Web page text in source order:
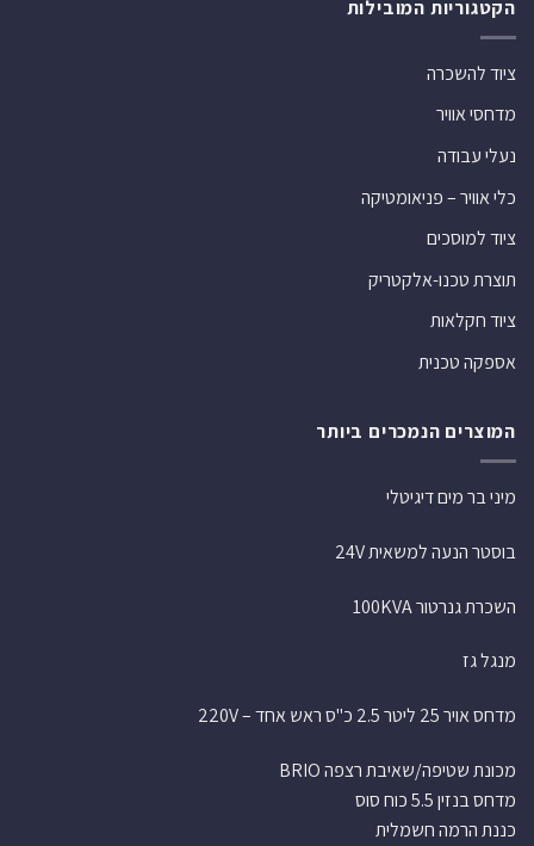
הקטגוריות המובילות
ציוד להשכרה
מדחסי אוויר
נעלי עבודה
כלי אוויר – פניאומטיקה
ציוד למוסכים
תוצרת טכנו-אלקטריק
ציוד חקלאות
אספקה טכנית
המוצרים הנמכרים ביותר
מיני בר מים דיגיטלי
בוסטר הנעה למשאית 24V
השכרת גנרטור 100KVA
מנגל גז
מדחס אויר 25 ליטר 2.5 כ"ס ראש אחד – 220V
מכונת שטיפה/שאיבת רצפה BRIO
מדחס בנזין 5.5 כוח סוס
כננת הרמה חשמלית